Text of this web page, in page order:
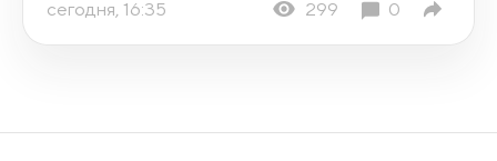
сегодня, 16:35 299 0